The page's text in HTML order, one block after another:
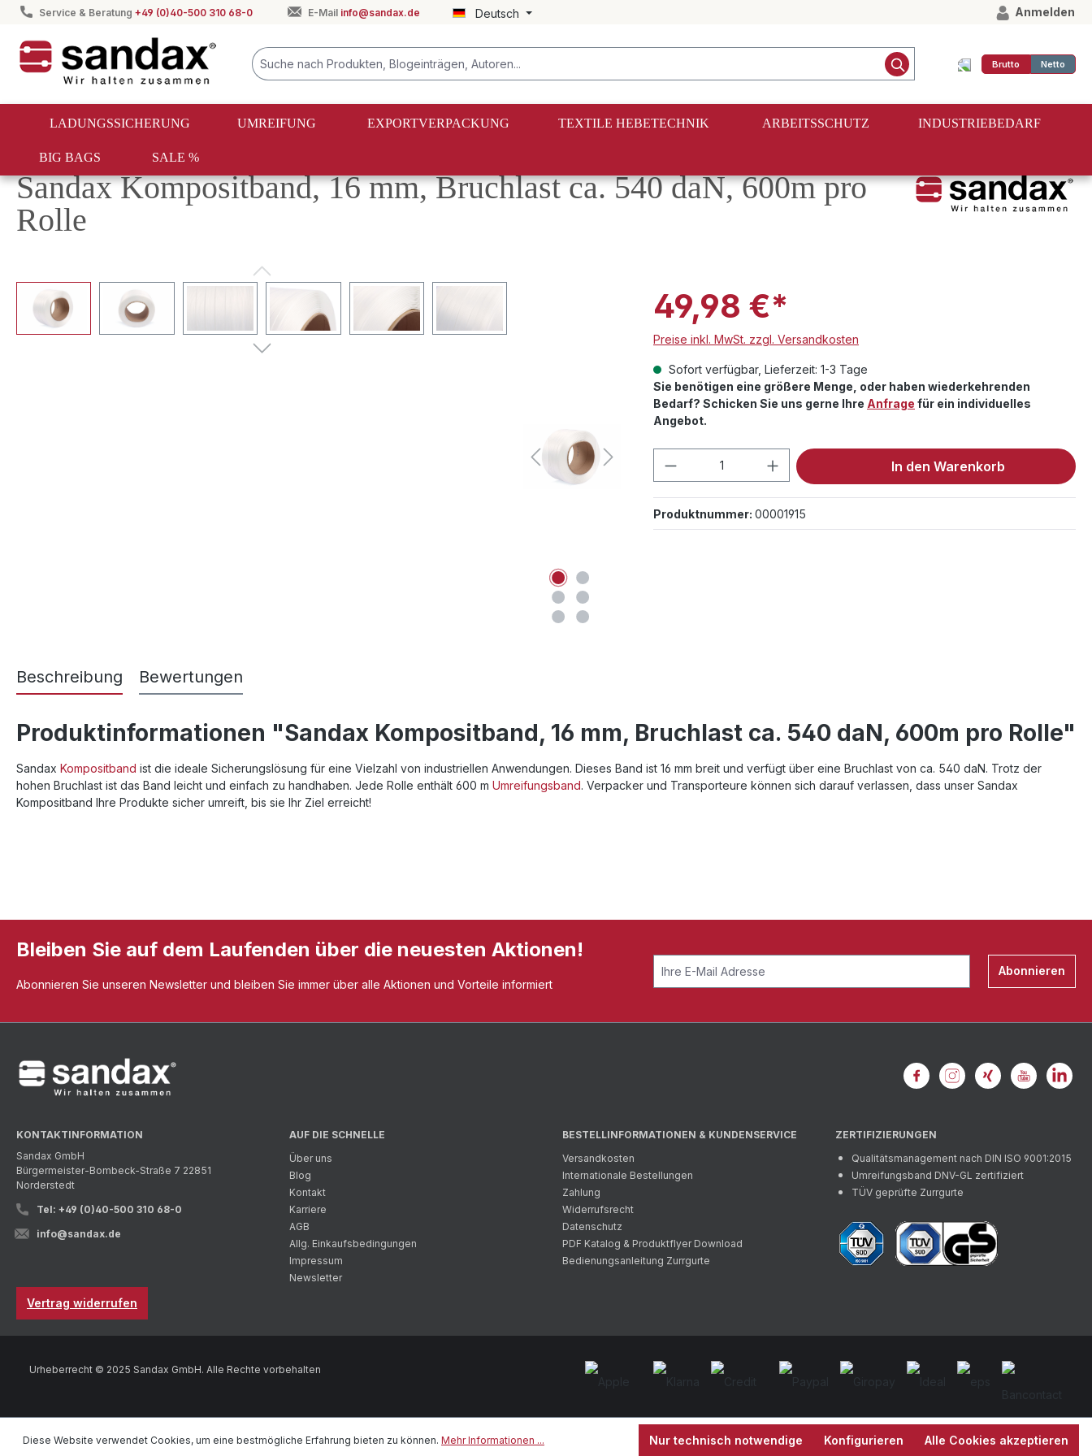
Zur Hauptnavigation springen
Service & Beratung +49 (0)40-500 310 68-0 E-Mail info@sandax.de Deutsch Anmelden
Brutto Netto
LADUNGSSICHERUNG UMREIFUNG EXPORTVERPACKUNG TEXTILE HEBETECHNIK ARBEITSSCHUTZ INDUSTRIEBEDARF
BIG BAGS SALE %
Umreifung Textile Umreifung
Sandax Kompositband, 16 mm, Bruchlast ca. 540 daN, 600m pro
Rolle
Bildergalerie überspringen 49,98 €*
Preise inkl. MwSt. zzgl. Versandkosten
Sofort verfügbar, Lieferzeit: 1-3 Tage
Sie benötigen eine größere Menge, oder haben wiederkehrenden
Bedarf? Schicken Sie uns gerne Ihre Anfrage für ein individuelles
Angebot.
Produkt Anzahl: Gib den gewünschten Wert
In den Warenkorb
Produktnummer: 00001915
Beschreibung Bewertungen
Produktinformationen "Sandax Kompositband, 16 mm, Bruchlast ca. 540 daN, 600m pro Rolle"
Sandax Kompositband ist die ideale Sicherungslösung für eine Vielzahl von industriellen Anwendungen. Dieses Band ist 16 mm breit und verfügt über eine Bruchlast von ca. 540 daN. Trotz der
hohen Bruchlast ist das Band leicht und einfach zu handhaben. Jede Rolle enthält 600 m Umreifungsband. Verpacker und Transporteure können sich darauf verlassen, dass unser Sandax
Kompositband Ihre Produkte sicher umreift, bis sie Ihr Ziel erreicht!
Bleiben Sie auf dem Laufenden über die neuesten Aktionen!
Abonnieren Sie unseren Newsletter und bleiben Sie immer über alle Aktionen und Vorteile informiert
Abonnieren
KONTAKTINFORMATION
Sandax GmbH
Bürgermeister-Bombeck-Straße 7 22851
Norderstedt
Tel: +49 (0)40-500 310 68-0
info@sandax.de
Vertrag widerrufen
AUF DIE SCHNELLE
Über uns
Blog
Kontakt
Karriere
AGB
Allg. Einkaufsbedingungen
Impressum
Newsletter
BESTELLINFORMATIONEN & KUNDENSERVICE
Versandkosten
Internationale Bestellungen
Zahlung
Widerrufsrecht
Datenschutz
PDF Katalog & Produktflyer Download
Bedienungsanleitung Zurrgurte
ZERTIFIZIERUNGEN
Qualitätsmanagement nach DIN ISO 9001:2015
Umreifungsband DNV-GL zertifiziert
TÜV geprüfte Zurrgurte
Urheberrecht © 2025 Sandax GmbH. Alle Rechte vorbehalten
Diese Website verwendet Cookies, um eine bestmögliche Erfahrung bieten zu können. Mehr Informationen ... Nur technisch notwendige Konfigurieren Alle Cookies akzeptieren